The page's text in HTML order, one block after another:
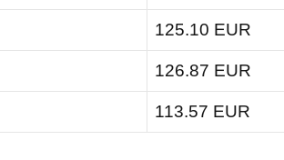
125.10 EUR
126.87 EUR
113.57 EUR